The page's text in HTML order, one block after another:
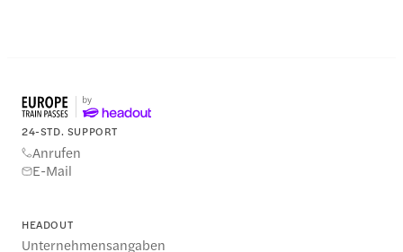
24-STD. SUPPORT
Anrufen
E-Mail
HEADOUT
Unternehmensangaben